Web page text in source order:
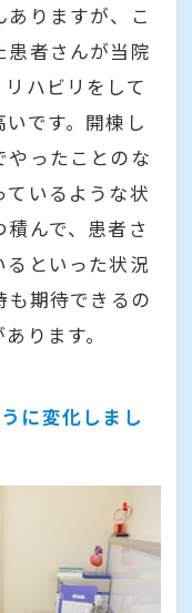
りますが、こ
患者さんが当院
ハビリをして
です。開棟し
やったことのな
いるような状
んで、患者さ
といった状況
も期待できるの
ります。
に変化しまし